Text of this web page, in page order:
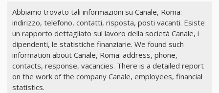
Abbiamo trovato tali informazioni su Canale, Roma:
indirizzo, telefono, contatti, risposta, posti vacanti. Esiste
un rapporto dettagliato sul lavoro della società Canale, i
dipendenti, le statistiche finanziarie. We found such
information about Canale, Roma: address, phone,
contacts, response, vacancies. There is a detailed report
on the work of the company Canale, employees, financial
statistics.